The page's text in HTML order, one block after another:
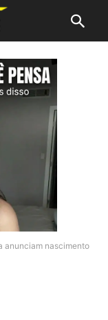
anunciam nascimento